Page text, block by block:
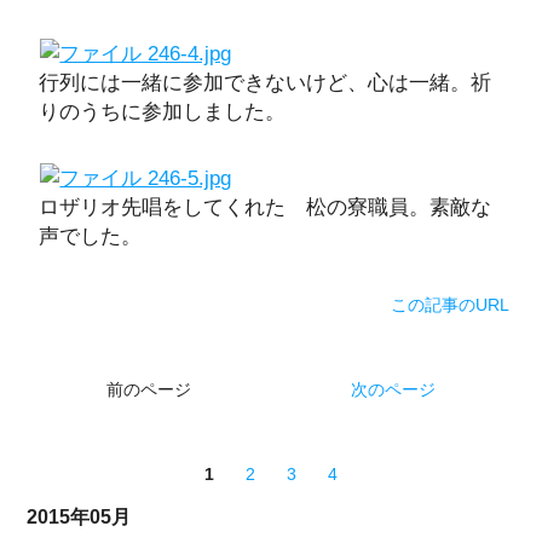
行列には一緒に参加できないけど、心は一緒。祈
りのうちに参加しました。
ロザリオ先唱をしてくれた 松の寮職員。素敵な
声でした。
この記事のURL
前のページ 次のページ
1 2 3 4
2015年05月